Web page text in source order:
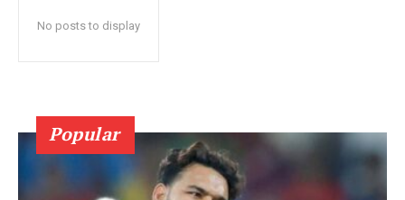
No posts to display
Popular